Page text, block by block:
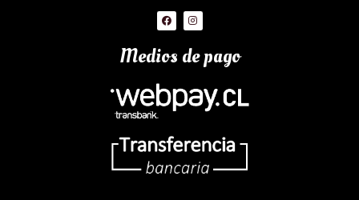
Medios de pago